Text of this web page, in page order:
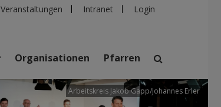
Veranstaltungen Intranet Login
suchen
Organisationen Pfarren
Arbeitskreis Jakob Gapp/Johannes Erler